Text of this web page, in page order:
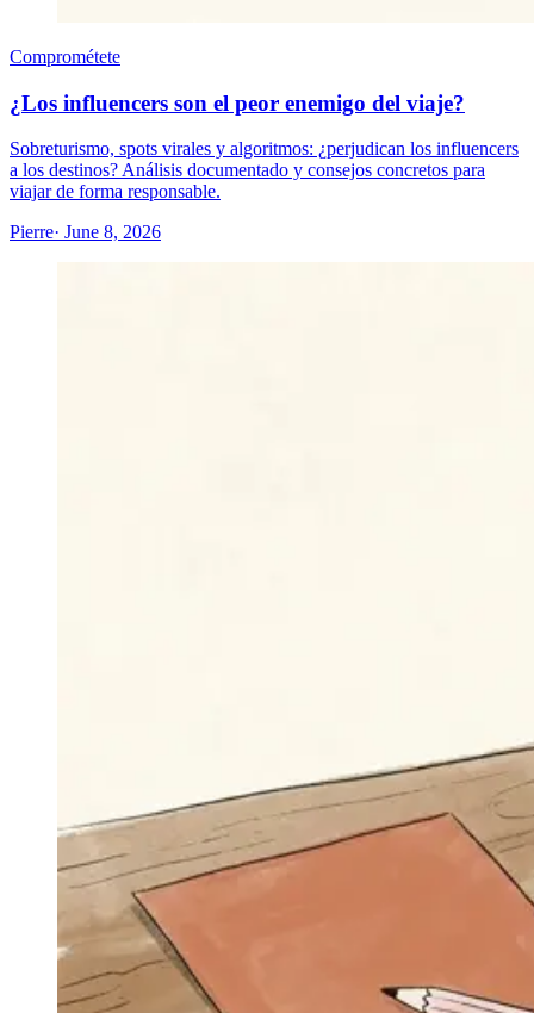
Comprométete
¿Los influencers son el peor enemigo del viaje?
Sobreturismo, spots virales y algoritmos: ¿perjudican los influencers
a los destinos? Análisis documentado y consejos concretos para
viajar de forma responsable.
Pierre· June 8, 2026